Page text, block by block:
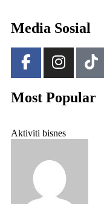
Media Sosial
Most Popular
Aktiviti bisnes